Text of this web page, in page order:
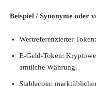
Beispiel / Synonyme oder
Wertreferenzierter
E-Geld-Token:
amtliche Währung.
Stablecoin: